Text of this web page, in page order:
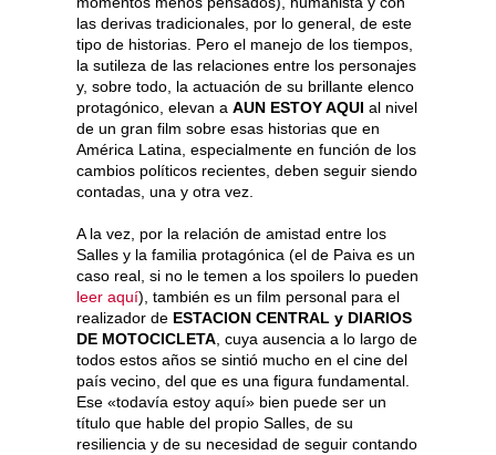
las derivas tradicionales, por lo general, de este
tipo de historias. Pero el manejo de los tiempos,
la sutileza de las relaciones entre los personajes
y, sobre todo, la actuación de su brillante elenco
protagónico, elevan a AUN ESTOY AQUI al nivel
de un gran film sobre esas historias que en
América Latina, especialmente en función de los
cambios políticos recientes, deben seguir siendo
contadas, una y otra vez.
A la vez, por la relación de amistad entre los
Salles y la familia protagónica (el de Paiva es un
caso real, si no le temen a los spoilers lo pueden
leer aquí), también es un film personal para el
realizador de ESTACION CENTRAL y DIARIOS
DE MOTOCICLETA, cuya ausencia a lo largo de
todos estos años se sintió mucho en el cine del
país vecino, del que es una figura fundamental.
Ese «todavía estoy aquí» bien puede ser un
título que hable del propio Salles, de su
resiliencia y de su necesidad de seguir contando